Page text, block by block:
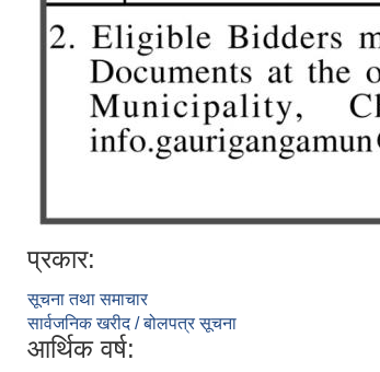
प्रकार:
सूचना तथा समाचार
सार्वजनिक खरीद / बोलपत्र सूचना
आर्थिक वर्ष: